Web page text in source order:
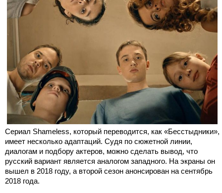
Сериал Shameless, который переводится, как «Бесстыдники»,
имеет несколько адаптаций. Судя по сюжетной линии,
диалогам и подбору актеров, можно сделать вывод, что
русский вариант является аналогом западного. На экраны он
вышел в 2018 году, а второй сезон анонсирован на сентябрь
2018 года.